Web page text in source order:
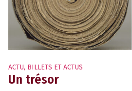
ACTU, BILLETS ET ACTUS
Un trésor